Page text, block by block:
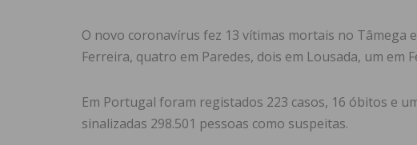
O novo coronavírus fez 13 vítimas mortais no Tâmega
Ferreira, quatro em Paredes, dois em Lousada, um em
Em Portugal foram registados 223 casos, 16 óbitos e
sinalizadas 298.501 pessoas como suspeitas.